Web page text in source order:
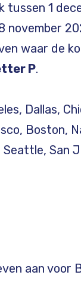
1
waar de
P.
Dallas,
Boston,
San
aan voor